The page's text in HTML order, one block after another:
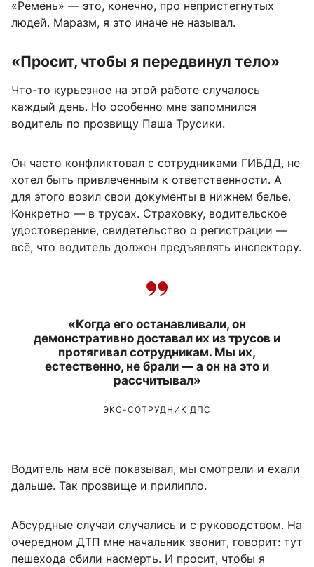
«Ремень» — это, конечно, про непристегнутых
людей. Маразм, я это иначе не называл.
«Просит, чтобы я передвинул тело»
Что-то курьезное на этой работе случалось
каждый день. Но особенно мне запомнился
водитель по прозвищу Паша Трусики.
Он часто конфликтовал с сотрудниками ГИБДД, не
хотел быть привлеченным к ответственности. А
для этого возил свои документы в нижнем белье.
Конкретно — в трусах. Страховку, водительское
удостоверение, свидетельство о регистрации —
всё, что водитель должен предъявлять инспектору.
«Когда его останавливали, он
демонстративно доставал их из трусов и
протягивал сотрудникам. Мы их,
естественно, не брали — а он на это и
рассчитывал»
ЭКС-СОТРУДНИК ДПС
Водитель нам всё показывал, мы смотрели и ехали
дальше. Так прозвище и прилипло.
Абсурдные случаи случались и с руководством. На
очередном ДТП мне начальник звонит, говорит: тут
пешехода сбили насмерть. И просит, чтобы я